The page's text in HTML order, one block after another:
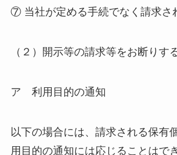
⑦ 当社が定める手続でなく請求さ
（２）開示等の請求等をお断りす
ア 利用目的の通知
以下の場合には、請求される保有
用目的の通知には応じることはで